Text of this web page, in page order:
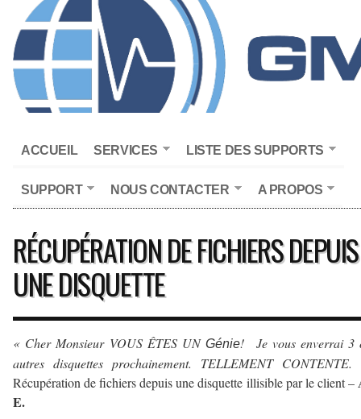
ACCUEIL SERVICES LISTE DES SUPPORTS
SUPPORT NOUS CONTACTER A PROPOS
RÉCUPÉRATION DE FICHIERS DEPUIS
UNE DISQUETTE
« Cher Monsieur VOUS ÊTES UNGénie! Je vous enverrai 3
autres disquettes prochainement. TELLEMENT CONTENTE.
Récupération de fichiers depuis une disquette illisible par le client –
E.